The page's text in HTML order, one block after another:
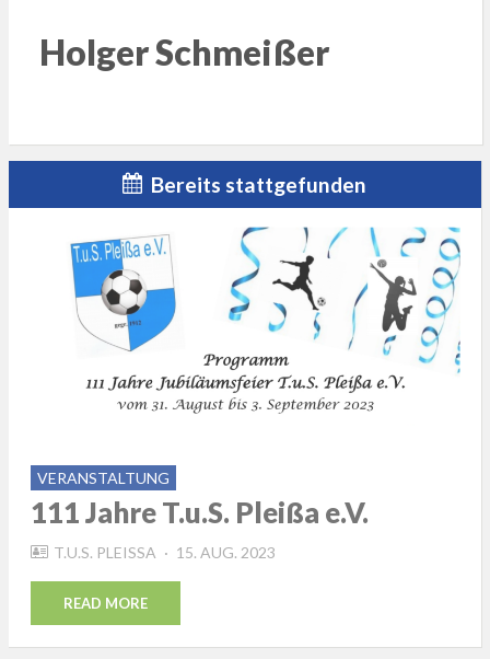
Holger Schmeißer
Bereits stattgefunden
VERANSTALTUNG
111 Jahre T.u.S. Pleißa e.V.
T.U.S. PLEISSA
POSTED
15. AUG. 2023
READ MORE